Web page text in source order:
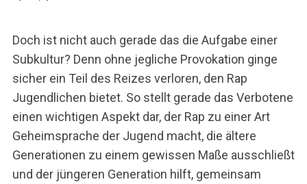
Doch ist nicht auch gerade das die Aufgabe einer
Subkultur? Denn ohne jegliche Provokation ginge
sicher ein Teil des Reizes verloren, den Rap
Jugendlichen bietet. So stellt gerade das Verbotene
einen wichtigen Aspekt dar, der Rap zu einer Art
Geheimsprache der Jugend macht, die ältere
Generationen zu einem gewissen Maße ausschließt
und der jüngeren Generation hilft, gemeinsam